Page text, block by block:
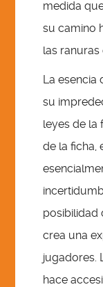
medida
su camino
las ranuras
La esencia
su
leyes de la
de la ficha,
posibilidad
crea una
jugadores.
hace